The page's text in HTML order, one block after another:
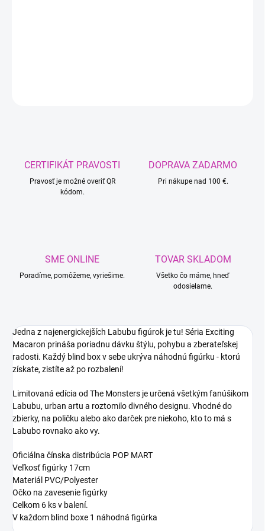
CERTIFIKÁT PRAVOSTI
Pravosť je možné overiť QR
kódom.
DOPRAVA ZADARMO
Pri nákupe nad 100 €.
SME ONLINE
Poradíme, pomôžeme, vyriešime.
TOVAR SKLADOM
Všetko čo máme, hneď
odosielame.
Jedna z najenergickejších Labubu figúrok je tu! Séria Exciting
Macaron prináša poriadnu dávku štýlu, pohybu a zberateľskej
radosti. Každý blind box v sebe ukrýva náhodnú figúrku - ktorú
získate, zistíte až po rozbalení!
Limitovaná edícia od The Monsters je určená všetkým fanúšikom
Labubu, urban artu a roztomilo divného designu. Vhodné do
zbierky, na poličku alebo ako darček pre niekoho, kto to má s
Labubo rovnako ako vy.
Oficiálna čínska distribúcia POP MART
Veľkosť figúrky 17cm
Materiál PVC/Polyester
Očko na zavesenie figúrky
Celkom 6 ks v balení.
V každom blind boxe 1 náhodná figúrka